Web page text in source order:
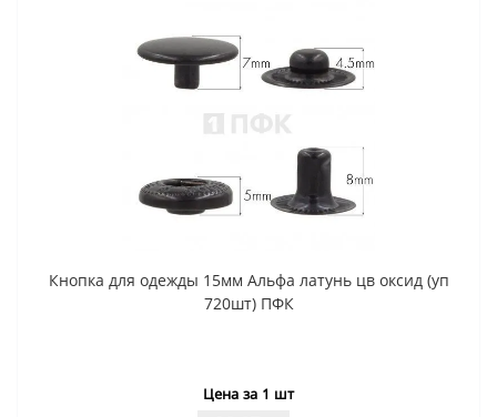
Кнопка для одежды 15мм Альфа латунь цв оксид (уп
720шт) ПФК
Цена за 1 шт